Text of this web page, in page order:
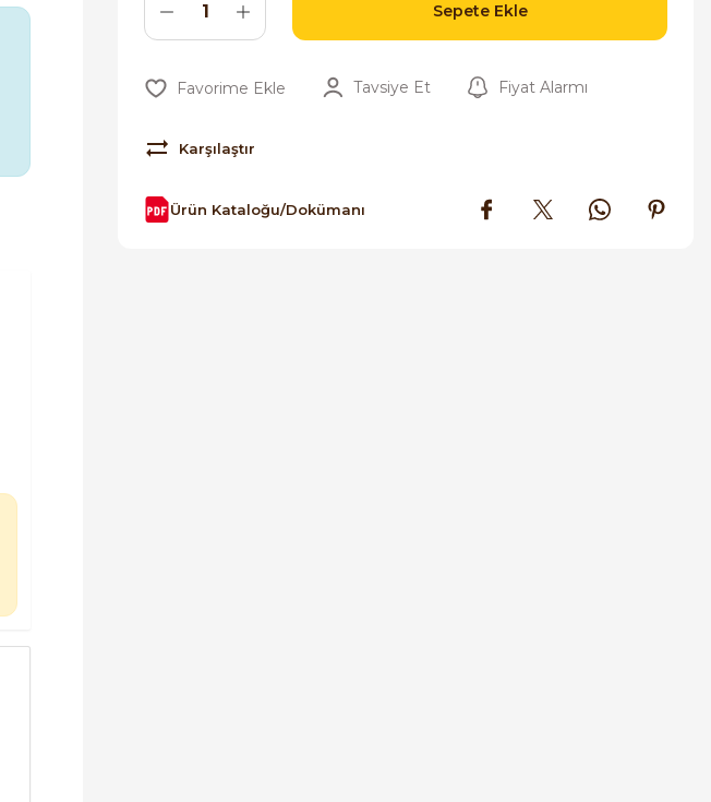
Sepete Ekle
Tavsiye Et Fiyat Alarmı
Karşılaştır
Ürün Kataloğu/Dokümanı